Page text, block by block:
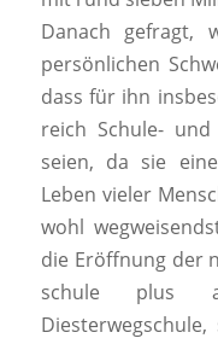
Danach gefragt,
persönlichen
dass für ihn
reich Schule-
seien, da sie
Leben vieler
wohl
die Eröffnung der
schule plus